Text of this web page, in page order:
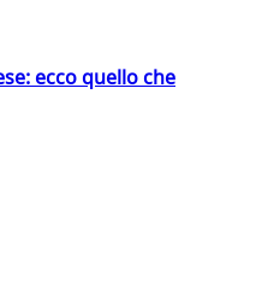
ecco quello che